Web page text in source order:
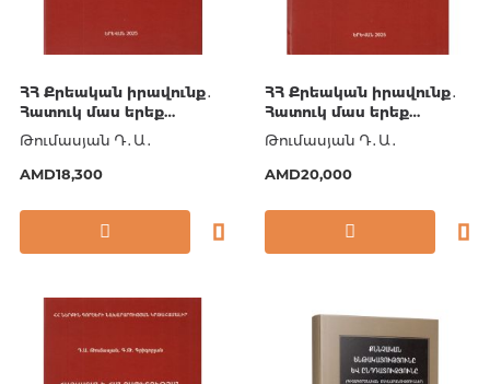
ՀՀ Քրեական իրավունք․
Հատուկ մաս երեք
հատորներում․ Հատոր 3
Թումասյան Դ․Ա․
AMD18,300
ՀՀ Քրեական իրավունք․
Հատուկ մաս երեք
հատորներում․ Հատոր 2
Թումասյան Դ․Ա․
AMD20,000